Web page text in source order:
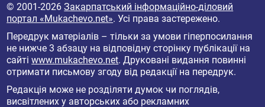
© 2001-2026Закарпатський інформаційно-діловий
портал «Mukachevo.net». Усі права застережено.
Передрук матеріалів – тільки за умови гіперпосилання
не нижче 3 абзацу на відповідну сторінку публікації на
сайтіwww.mukachevo.net. Друковані видання повинні
отримати письмову згоду від редакції на передрук.
Редакція може не розділяти думок чи поглядів,
висвітлених у авторських або рекламних